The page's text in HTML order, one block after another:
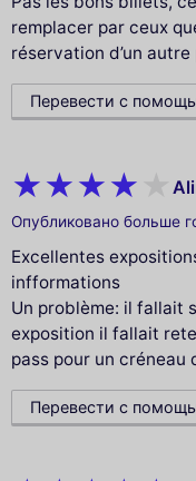
remplacer par ceux
réservation d’un autre
Перевести с
Опубликовано больше
Excellentes
infformations
Un problème: il fallait
exposition il fallait
pass pour un créneau
Перевести с